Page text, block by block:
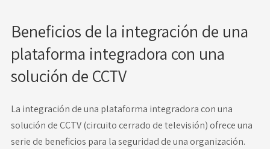
Beneficios de la integración de una
plataforma integradora con una
solución de CCTV
La integración de una plataforma integradora con una
solución de CCTV (circuito cerrado de televisión) ofrece una
serie de beneficios para la seguridad de una organización.